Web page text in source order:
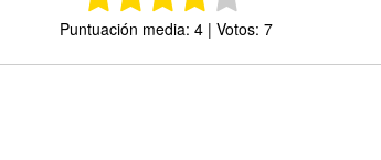
Puntuación media: 4 | Votos: 7